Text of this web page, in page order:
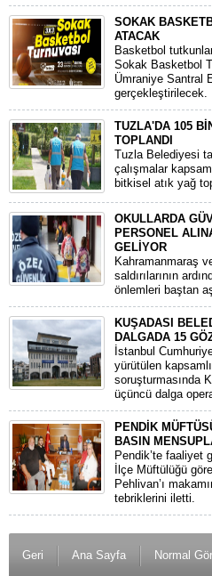
SOKAK
ATACAK
Basketbol
Sokak Basketbol
Ümraniye Santral
gerçekleştirilecek.
TUZLA'DA 105
TOPLANDI
Tuzla Belediyesi
çalışmalar
bitkisel atık yağ
OKULLARDA
PERSONEL
GELİYOR
​Kahramanmaraş
saldırılarının
önlemleri baştan
KUŞADASI
DALGADA 15
​İstanbul
yürütülen
soruşturmasında
üçüncü dalga
PENDİK
BASIN
​Pendik’te faaliyet
İlçe Müftülüğü
Pehlivan’ı
tebriklerini iletti.
Geri Ana Sayfa Normal